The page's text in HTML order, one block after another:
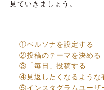
見ていきましょう。
①ペルソナを設定する
②投稿のテーマを決める
③「毎日」投稿する
④見返したくなるような
⑤インスタグラムユーザ